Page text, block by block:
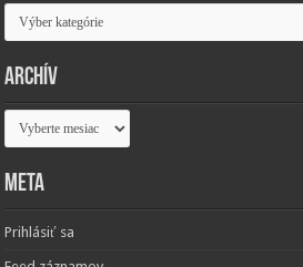
Kategórie
Archív
Archív
Meta
Prihlásiť sa